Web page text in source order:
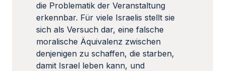
die Problematik der Veranstaltung
erkennbar. Für viele Israelis stellt sie
sich als Versuch dar, eine falsche
moralische Äquivalenz zwischen
denjenigen zu schaffen, die starben,
damit Israel leben kann, und